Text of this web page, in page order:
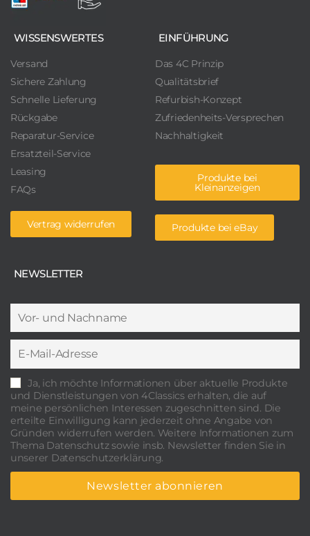
WISSENSWERTES
Versand
Sichere Zahlung
Schnelle Lieferung
Rückgabe
Reparatur-Service
Ersatzteil-Service
Leasing
FAQs
Vertrag widerrufen
EINFÜHRUNG
Das 4C Prinzip
Qualitätsbrief
Refurbish-Konzept
Zufriedenheits-Versprechen
Nachhaltigkeit
Produkte bei
Kleinanzeigen
Produkte bei eBay
NEWSLETTER
Ja, ich möchte Informationen über aktuelle Produkte
und Dienstleistungen von 4Classics erhalten, die auf
meine persönlichen Interessen zugeschnitten sind. Die
erteilte Einwilligung kann jederzeit ohne Angabe von
Gründen widerrufen werden. Weitere Informationen zum
Thema Datenschutz sowie insb. Newsletter finden Sie in
unserer Datenschutzerklärung.